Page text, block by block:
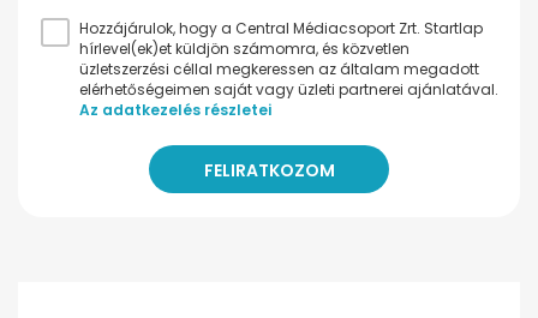
Hozzájárulok, hogy a Central Médiacsoport Zrt. Startlap
hírlevel(ek)et küldjön számomra, és közvetlen
üzletszerzési céllal megkeressen az általam megadott
elérhetőségeimen saját vagy üzleti partnerei ajánlatával.
Az adatkezelés részletei